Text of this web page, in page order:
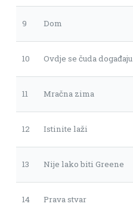
9 Dom
10 Ovdje se čuda događaju
11 Mračna zima
12 Istinite laži
13 Nije lako biti Greene
14 Prava stvar